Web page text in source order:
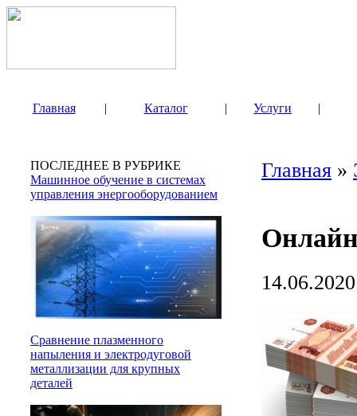
Главная | Каталог | Услуги |
ПОСЛЕДНЕЕ В РУБРИКЕ
Машинное обучение в системах
управления энергооборудованием
Сравнение плазменного
напыления и электродуговой
металлизации для крупных
деталей
Главная »
14.06.2020